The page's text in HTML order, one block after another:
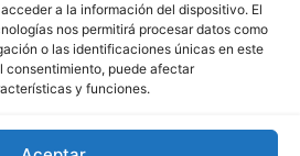
a la información del dispositivo. El
nos permitirá procesar datos como
o las identificaciones únicas en este
consentimiento, puede afectar
y funciones.